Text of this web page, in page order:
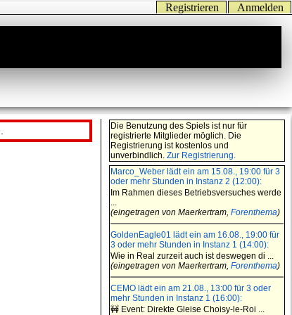
Anmelden
Registrieren
Die Benutzung des Spiels ist nur für
registrierte Mitglieder möglich. Die
Registrierung ist kostenlos und
unverbindlich. Zur Registrierung.
Marco_Weber lädt ein am 15.08., 19:00 für 3
oder mehr Stunden in Instanz 2 (12:00):
Im Rahmen dieses Betriebsversuches werde
...
(eingetragen von Maerkertram, Forenthema)
GoldenEagle01 lädt ein am 16.08., 19:00 für
3 oder mehr Stunden in Instanz 1 (14:00):
Wie in Real zurzeit auch ist deswegen di ...
(eingetragen von Maerkertram, Forenthema)
CEMO lädt ein am 21.08., 13:00 für 3 oder
mehr Stunden in Instanz 1 (16:00):
🚧 Event: Direkte Gleise Choisy-le-Roi ...